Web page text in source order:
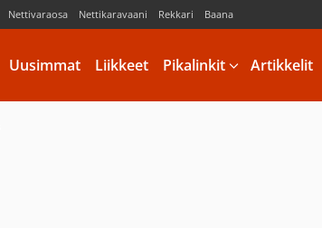
Nettivaraosa Nettikaravaani Rekkari Baana
Uusimmat Liikkeet Pikalinkit Artikkelit